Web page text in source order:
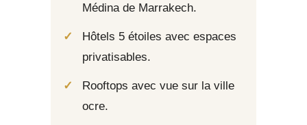
Médina de Marrakech.
Hôtels 5 étoiles avec espaces
privatisables.
Rooftops avec vue sur la ville
ocre.